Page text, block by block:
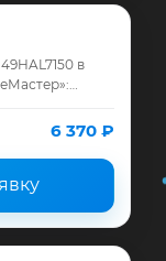
в
до 126 370 ₽